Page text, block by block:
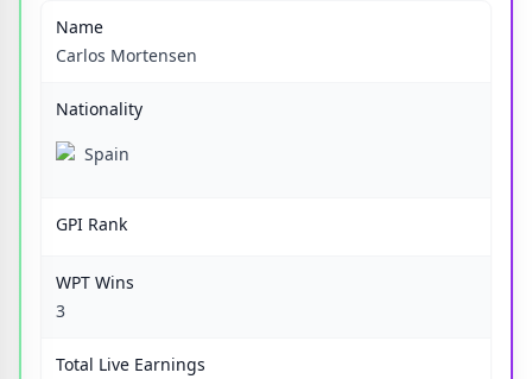
Name
Carlos Mortensen
Nationality
Spain
GPI Rank
WPT Wins
3
Total Live Earnings